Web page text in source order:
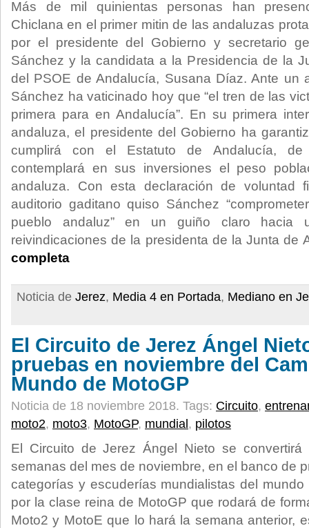
Más de mil quinientas personas han
Chiclana en el primer mitin de las andaluzas
por el presidente del Gobierno y secretario
Sánchez y la candidata a la Presidencia de la
del PSOE de Andalucía, Susana Díaz. Ante un
Sánchez ha vaticinado hoy que “el tren de las
primera para en Andalucía”. En su primera
andaluza, el presidente del Gobierno ha
cumplirá con el Estatuto de Andalucía,
contemplará en sus inversiones el peso
andaluza. Con esta declaración de voluntad
auditorio gaditano quiso Sánchez
pueblo andaluz” en un guiño claro hacia
reivindicaciones de la presidenta de la Junta de
completa
Noticia de Jerez, Media 4 en Portada, Mediano en
El Circuito de Jerez Ángel
pruebas en noviembre del
Mundo de MotoGP
Noticia de 18 noviembre 2018. Tags: Circuito,
moto2, moto3, MotoGP, mundial , pilotos
El Circuito de Jerez Ángel Nieto se
semanas del mes de noviembre, en el banco de
categorías y escuderías mundialistas del
por la clase reina de MotoGP que rodará de
Moto2 y MotoE que lo hará la semana anterior,